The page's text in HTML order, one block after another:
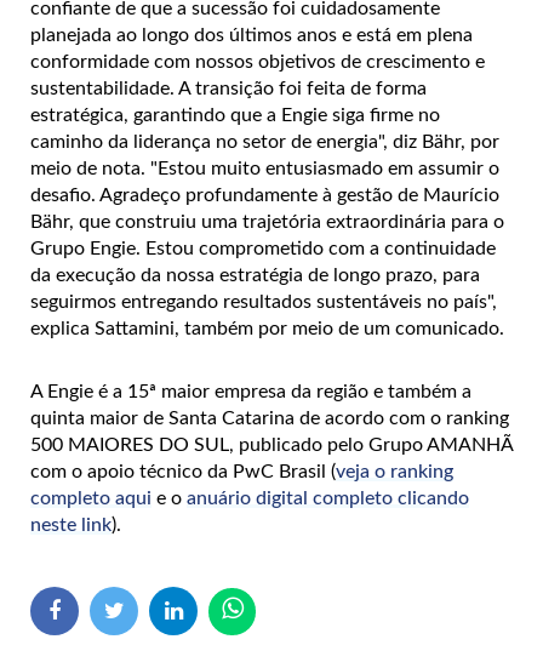
confiante de que a sucessão foi cuidadosamente
planejada ao longo dos últimos anos e está em plena
conformidade com nossos objetivos de crescimento e
sustentabilidade. A transição foi feita de forma
estratégica, garantindo que a Engie siga firme no
caminho da liderança no setor de energia", diz Bähr, por
meio de nota. "Estou muito entusiasmado em assumir o
desafio. Agradeço profundamente à gestão de Maurício
Bähr, que construiu uma trajetória extraordinária para o
Grupo Engie. Estou comprometido com a continuidade
da execução da nossa estratégia de longo prazo, para
seguirmos entregando resultados sustentáveis no país",
explica Sattamini, também por meio de um comunicado.
A Engie é a 15ª maior empresa da região e também a
quinta maior de Santa Catarina de acordo com o ranking
500 MAIORES DO SUL, publicado pelo Grupo AMANHÃ
com o apoio técnico da PwC Brasil (veja o ranking
completo aqui e o anuário digital completo clicando
neste link).